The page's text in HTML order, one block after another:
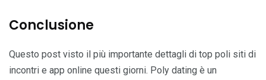
Conclusione
Questo post visto il più importante dettagli di top poli siti di
incontri e app online questi giorni. Poly dating è un